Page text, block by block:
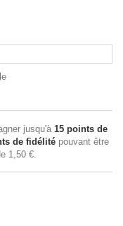
jusqu'à 15 points de
de fidélité pouvant être
1,50 €.